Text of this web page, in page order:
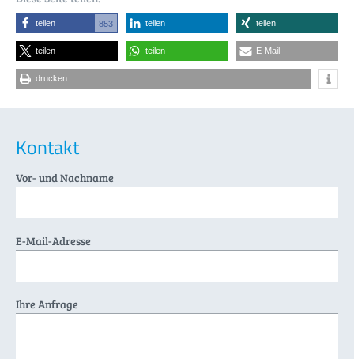
teilen 853 teilen teilen
teilen teilen E-Mail
drucken
Kontakt
Vor- und Nachname
E-Mail-Adresse
Ihre Anfrage